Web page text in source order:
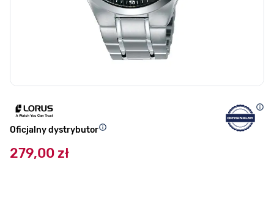
Oficjalny dystrybutor
279,00 zł